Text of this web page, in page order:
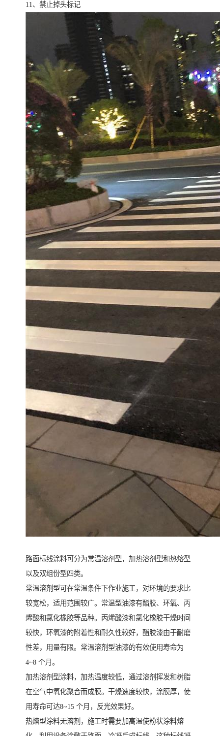
11、禁止掉头标记
路面标线涂料可分为常温溶剂型，加热溶剂型和热熔型
以及双组份型四类。
常温溶剂型可在常温条件下作业施工，对环境的要求比
较宽松，适用范围较广。常温型油漆有酯胶、环氧、丙
烯酸和氯化橡胶等品种。丙烯酸漆和氯化橡胶干燥时间
较快，环氧漆的附着性和耐久性较好，酯胶漆由于耐磨
性差，用量有限。常温溶剂型油漆的有效使用寿命为
4~8 个月。
加热溶剂型涂料，加热温度较低，通过溶剂挥发和树脂
在空气中氧化聚合而成膜。干燥速度较快，涂膜厚，使
用寿命可达8~15 个月，反光效果好。
热熔型涂料无溶剂，施工时需要加高温使粉状涂料熔